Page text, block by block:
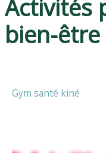
Activités
bien-être
Gym santé kiné